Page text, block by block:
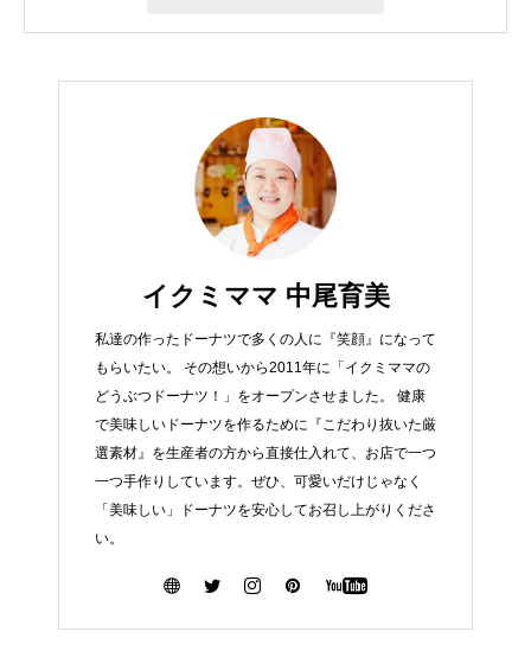
イクミママ 中尾育美
私達の作ったドーナツで多くの人に『笑顔』になって
もらいたい。 その想いから2011年に「イクミママの
どうぶつドーナツ！」をオープンさせました。 健康
で美味しいドーナツを作るために『こだわり抜いた厳
選素材』を生産者の方から直接仕入れて、お店で一つ
一つ手作りしています。ぜひ、可愛いだけじゃなく
「美味しい」ドーナツを安心してお召し上がりくださ
い。